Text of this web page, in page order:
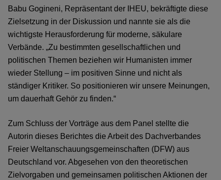
Babu Gogineni, Repräsentant der IHEU, bekräftigte diese
Zielsetzung in der Diskussion und nannte sie als die
wichtigste Herausforderung für moderne, säkulare
Verbände. „Zu bestimmten gesellschaftlichen und
politischen Themen beziehen wir Humanisten immer
wieder Stellung – im positiven Sinne und nicht als
ständiger Kritiker. So positionieren wir unsere Meinungen,
um dauerhaft Gehör zu finden.“
Zum Schluss der Vorträge aus dem Panel stellte die
Autorin dieses Berichtes die Arbeit des Dachverbandes
Freier Weltanschauungsgemeinschaften (DFW) aus
Deutschland vor. Abgesehen von den theoretischen
Zielvorgaben und gemeinsamen politischen Aktionen der